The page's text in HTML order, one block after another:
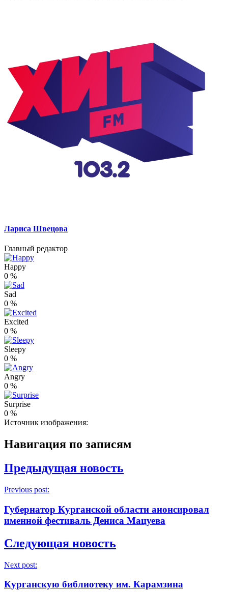
Лариса Швецова
Главный редактор
Happy
0 %
Sad
0 %
Excited
0 %
Sleepy
0 %
Angry
0 %
Surprise
0 %
Источник изображения:
Навигация по записям
Предыдущая новость
Previous post:
Губернатор Курганской области анонсировал
именной фестиваль Дениса Мацуева
Следующая новость
Next post:
Курганскую библиотеку им. Карамзина